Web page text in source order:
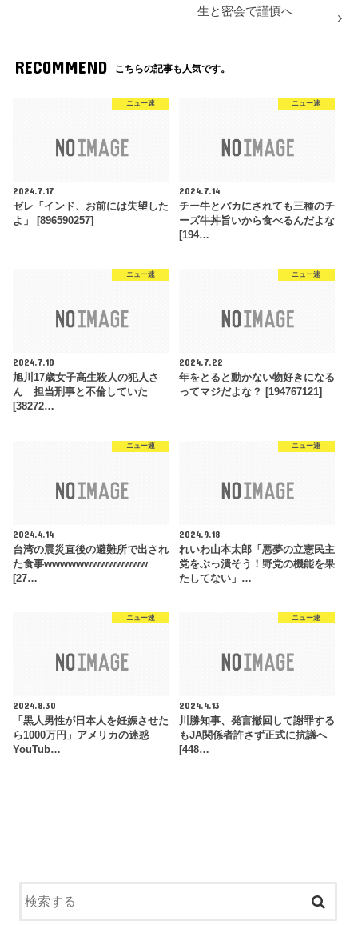
生と密会で謹慎へ
RECOMMEND こちらの記事も人気です。
ニュー速
2024.7.17
ゼレ「インド、お前には失望した
よ」 [896590257]
ニュー速
2024.7.14
チー牛とバカにされても三種のチ
ーズ牛丼旨いから食べるんだよな
[194…
ニュー速
2024.7.10
旭川17歳女子高生殺人の犯人さ
ん 担当刑事と不倫していた
[38272…
ニュー速
2024.7.22
年をとると動かない物好きになる
ってマジだよな？ [194767121]
ニュー速
2024.4.14
台湾の震災直後の避難所で出され
た食事wwwwwwwwwwwww
[27…
ニュー速
2024.9.18
れいわ山本太郎「悪夢の立憲民主
党をぶっ潰そう！野党の機能を果
たしてない」…
ニュー速
2024.8.30
「黒人男性が日本人を妊娠させた
ら1000万円」アメリカの迷惑
YouTub…
ニュー速
2024.4.13
川勝知事、発言撤回して謝罪する
もJA関係者許さず正式に抗議へ
[448…